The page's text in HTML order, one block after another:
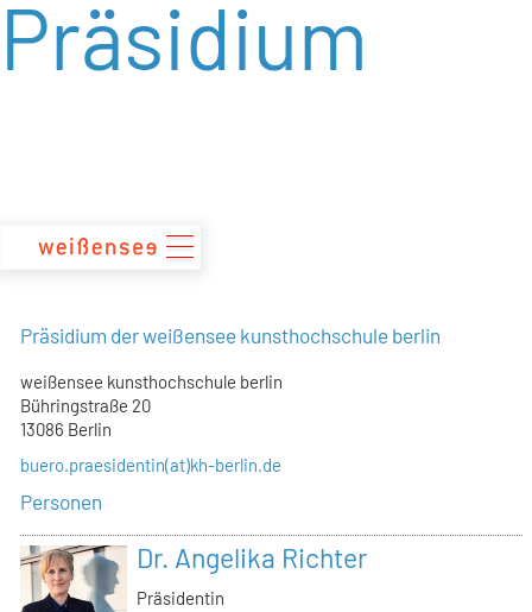
zum
Inhalt
Präsidium
Präsidium der weißensee kunsthochschule berlin
weißensee kunsthochschule berlin
Bühringstraße 20
13086 Berlin
buero.praesidentin(at)kh-berlin.de
Personen
Dr. Angelika Richter
Präsidentin